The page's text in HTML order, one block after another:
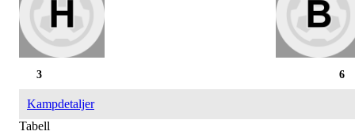
6
3
Kampdetaljer
Tabell